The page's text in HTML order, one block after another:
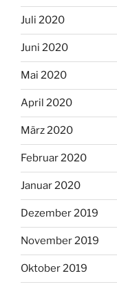
Juli 2020
Juni 2020
Mai 2020
April 2020
März 2020
Februar 2020
Januar 2020
Dezember 2019
November 2019
Oktober 2019